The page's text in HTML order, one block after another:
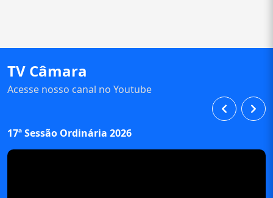
TV Câmara
Acesse nosso canal no Youtube
17ª Sessão Ordinária 2026